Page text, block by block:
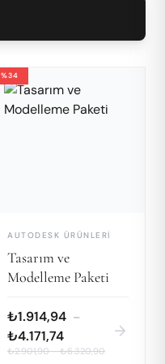
%34
AUTODESK ÜRÜNLERI
Tasarım ve
Modelleme Paketi
₺1.914,94 –
₺4.171,74
₺2.901,90–₺6.320,90
arrow_forward